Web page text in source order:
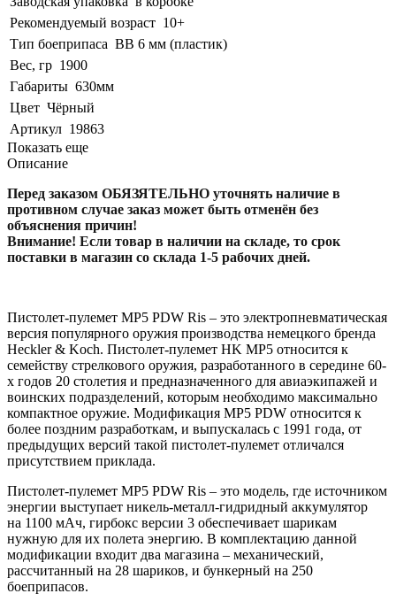
Рекомендуемый возраст 10+
Тип боеприпаса BB 6 мм (пластик)
Вес, гр 1900
Габариты 630мм
Цвет Чёрный
Артикул 19863
Показать еще
Описание
Перед заказом ОБЯЗЯТЕЛЬНО уточнять наличие в
противном случае заказ может быть отменён без
объяснения причин!
Внимание! Если товар в наличии на складе, то срок
поставки в магазин со склада 1-5 рабочих дней.
Пистолет-пулемет MP5 PDW Ris – это электропневматическая
версия популярного оружия производства немецкого бренда
Heckler & Koch. Пистолет-пулемет HK MP5 относится к
семейству стрелкового оружия, разработанного в середине 60-
х годов 20 столетия и предназначенного для авиаэкипажей и
воинских подразделений, которым необходимо максимально
компактное оружие. Модификация MP5 PDW относится к
более поздним разработкам, и выпускалась с 1991 года, от
предыдущих версий такой пистолет-пулемет отличался
присутствием приклада.
Пистолет-пулемет MP5 PDW Ris – это модель, где источником
энергии выступает никель-металл-гидридный аккумулятор
на 1100 мАч, гирбокс версии 3 обеспечивает шарикам
нужную для их полета энергию. В комплектацию данной
модификации входит два магазина – механический,
рассчитанный на 28 шариков, и бункерный на 250
боеприпасов.